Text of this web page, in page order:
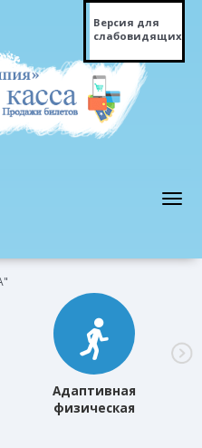
Версия для
слабовидящих
Адаптивная
физическая